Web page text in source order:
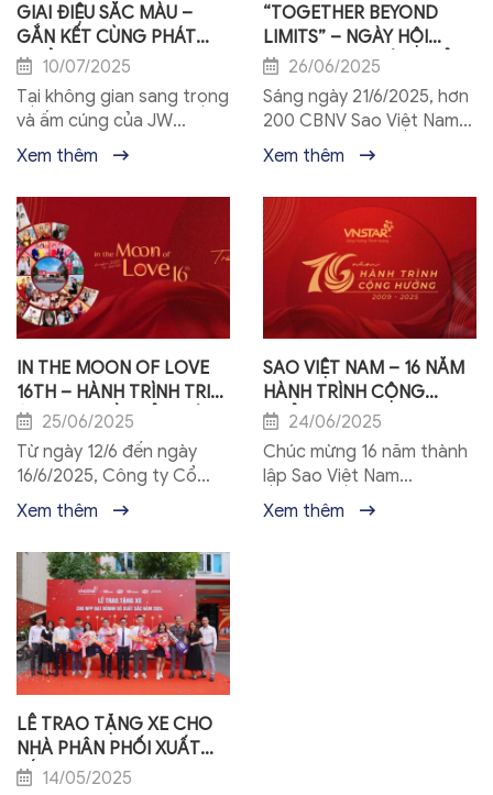
GIAI ĐIỆU SẮC MÀU –
GẮN KẾT CÙNG PHÁT
TRIỂN10/07/2025
Tại không gian sang trọng
và ấm cúng của JW
Marriott, Sơn iNDU cùng
Quý Nhà Phân Phối đã
cùng nhau vẽ nên một
“Giai điệu sắc màu”...
Xem thêm
“TOGETHER BEYOND
LIMITS” – NGÀY HỘI
THAO CHÀO MỪNG KỶ
NIỆM 16 NĂM THÀNH LẬP
SAO VIỆT NAM
26/06/2025
Sáng ngày 21/6/2025, hơn
200 CBNV Sao Việt Nam
đã cùng nhau hòa mình
vào không khí rộn ràng và
đầy năng lượng của Ngày
hội thao “Together...
Xem thêm
IN THE MOON OF LOVE
16TH – HÀNH TRÌNH TRI
ÂN 5N4Đ ĐẦY CẢM XÚC
TẠI THƯỢNG HẢI
25/06/2025
Từ ngày 12/6 đến ngày
16/6/2025, Công ty Cổ
phần Sao Việt Nam đã tổ
trình du lịch khách hàng
tại thành phố Thượng...
Xem thêm
SAO VIỆT NAM – 16 NĂM
HÀNH TRÌNH CỘNG
HƯỞNG
24/06/2025
Chúc mừng 16 năm thành
lập Sao Việt Nam
(22/6/2009 – 22/6/2025)
Xem thêm
LỄ TRAO TẶNG XE CHO
NHÀ PHÂN PHỐI XUẤT
SẮC 2024
14/05/2025